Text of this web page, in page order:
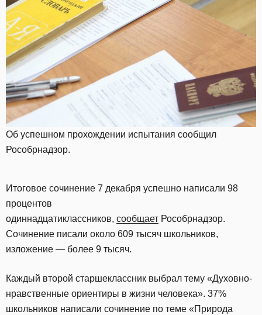
Об успешном прохождении испытания сообщил
Рособрнадзор.
Итоговое сочинение 7 декабря успешно написали 98
процентов
одиннадцатиклассников, сообщает Рособрнадзор.
Сочинение писали около 609 тысяч школьников,
изложение — более 9 тысяч.
Каждый второй старшеклассник выбрал тему «Духовно-
нравственные ориентиры в жизни человека». 37%
школьников написали сочинение по теме «Природа